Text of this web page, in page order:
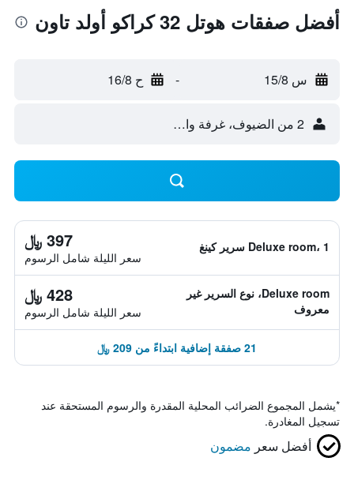
أفضل صفقات هوتل 32 كراكو أولد تاون
س 15/8 - ح 16/8
2 من الضيوف، غرفة واحدة
Deluxe room، 1 سرير كينغ 397 ﷼
سعر الليلة شامل الرسوم
Deluxe room، نوع السرير غير
معروف
428 ﷼
سعر الليلة شامل الرسوم
21 صفقة إضافية ابتداءً من 209 ﷼
*يشمل المجموع الضرائب المحلية المقدرة والرسوم المستحقة عند
تسجيل المغادرة.
أفضل سعر مضمون